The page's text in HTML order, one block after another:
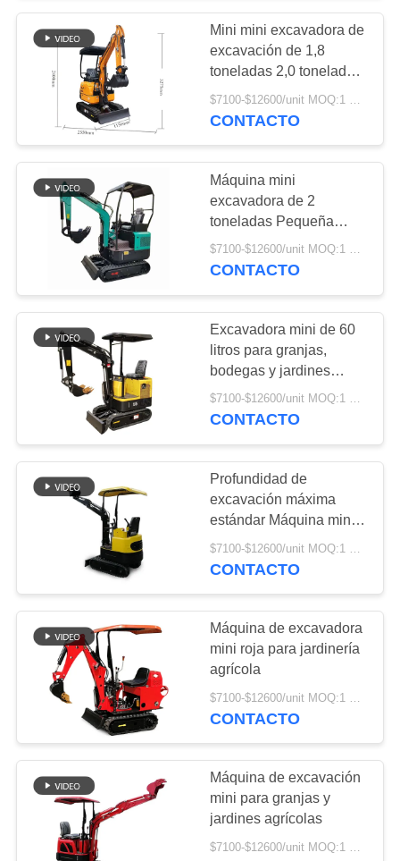
CITA
MAPA
SITIO
PRIVACY
POLICY
Ring Bearing de
matanza
Excavador Foot
Pedal Valve
48
pompa hydráulica
del excavador
Piezas hidráulicas
del excavador
492
Mini mini excavadora de
excavación de 1,8
toneladas 2,0 toneladas
2,5 toneladas 3,0
toneladas para la granja
$7100-$12600/unit MOQ:1 UNIT
CONTACTO
Máquina mini
excavadora de 2
toneladas Pequeña
excavadora para granja
bodega jardín agrícola
$7100-$12600/unit MOQ:1 UNIT
CONTACTO
Excavadora mini de 60
litros para granjas,
bodegas y jardines
agrícolas
$7100-$12600/unit MOQ:1 UNIT
CONTACTO
Profundidad de
excavación máxima
estándar Máquina mini
excavadora estándar 1
tonelada para granjas
CONTACTO
Máquina de excavadora
mini roja para jardinería
agrícola
$7100-$12600/unit MOQ:1 UNIT
CONTACTO
Máquina de excavación
mini para granjas y
jardines agrícolas
$7100-$12600/unit MOQ:1 UNIT